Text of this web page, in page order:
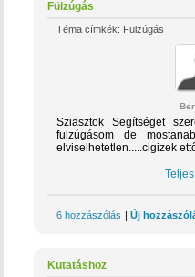
Fülzúgás
Téma címkék: Fülzúgás
Sziasztok Segítséget
fulzúgásom de
elviselhetetlen.....cigizek
6 hozzászólás |Új
Kutatáshoz